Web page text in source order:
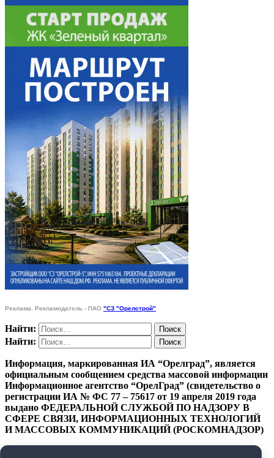
Реклама. Рекламодатель - ПАО "СЗ "Орелстрой"
Найти:
Найти:
Информация, маркированная ИА “Орелград”, является
официальным сообщением средства массовой информации
Информационное агентство “ОрелГрад” (свидетельство о
регистрации ИА № ФС 77 – 75617 от 19 апреля 2019 года
выдано ФЕДЕРАЛЬНОЙ СЛУЖБОЙ ПО НАДЗОРУ В
СФЕРЕ СВЯЗИ, ИНФОРМАЦИОННЫХ ТЕХНОЛОГИЙ
И МАССОВЫХ КОММУНИКАЦИЙ (РОСКОМНАДЗОР)